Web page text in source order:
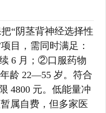
“阴茎背神经选择性
目，需同时满足：
6 月；②口服药物
龄 22—55 岁。符合
4800 元。低能量冲
属自费，但多家医